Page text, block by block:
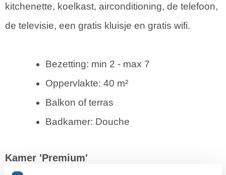
kitchenette, koelkast, airconditioning, de telefoon,
de televisie, een gratis kluisje en gratis wifi.
Bezetting: min 2 - max 7
Oppervlakte: 40 m²
Balkon of terras
Badkamer: Douche
Kamer 'Premium'